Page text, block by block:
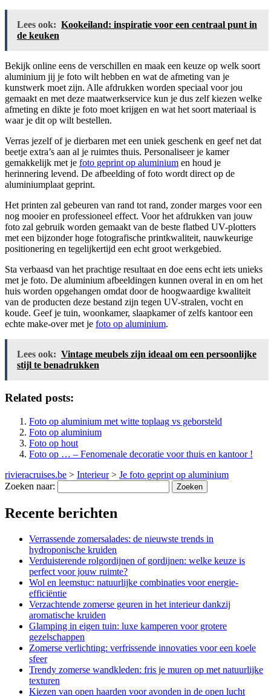
Lees ook: Kookeiland: inspiratie voor een centraal punt in
de keuken
Bekijk online eens de verschillen en maak een keuze op welk soort
aluminium jij je foto wilt hebben en wat de afmeting van je
kunstwerk moet zijn. Alle afdrukken worden speciaal voor jou
gemaakt en met deze maatwerkservice kun je dus zelf kiezen welke
afmeting en dikte je foto moet krijgen en wat het soort materiaal is
waar je dit op wilt bestellen.
Verras jezelf of je dierbaren met een uniek geschenk en geef net dat
beetje extra’s aan al je ruimtes thuis. Personaliseer je kamer
gemakkelijk met je foto geprint op aluminium en houd je
herinnering levend. De afbeelding of foto wordt direct op de
aluminiumplaat geprint.
Het printen zal gebeuren van rand tot rand, zonder marges voor een
nog mooier en professioneel effect. Voor het afdrukken van jouw
foto zal gebruik worden gemaakt van de beste flatbed UV-plotters
met een bijzonder hoge fotografische printkwaliteit, nauwkeurige
positionering en tegelijkertijd een echt groot werkgebied.
Sta verbaasd van het prachtige resultaat en doe eens echt iets unieks
met je foto. De aluminium afbeeldingen kunnen overal in en om het
huis worden opgehangen omdat door de hoogwaardige kwaliteit
van de producten deze bestand zijn tegen UV-stralen, vocht en
koude. Geef je tuin, woonkamer, slaapkamer of zelfs kantoor een
echte make-over met je foto op aluminium.
Lees ook: Vintage meubels zijn ideaal om een persoonlijke
stijl te benadrukken
Related posts:
Foto op aluminium met witte toplaag vs geborsteld
Foto op aluminium
Foto op hout
Foto op … – Fenomenale decoratie voor thuis en kantoor !
rivieracruises.be > Interieur> Je foto geprint op aluminium
Zoeken naar:
Recente berichten
Verrassende zomersalades: de nieuwste trends in
hydroponische kruiden
Verduisterende rolgordijnen of gordijnen: welke keuze is
perfect voor jouw ruimte?
Wol en leemstuc: natuurlijke combinaties voor energie-
efficiëntie
Verzachtende zomerse geuren in het interieur dankzij
aromatische kruiden
Glamping in eigen tuin: luxe kamperen voor grotere
gezelschappen
Zomerse verlichting: verfrissende innovaties voor een koele
sfeer
Trendy zomerse wandkleden: fris je muren op met natuurlijke
texturen
Kiezen van open haarden voor avonden in de open lucht